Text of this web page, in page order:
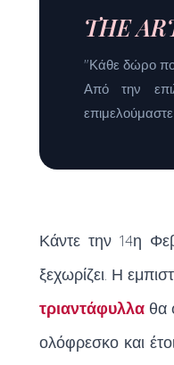
THE
"Κάθε δώρο
Από την
Κάντε την 14η
ξεχωρίζει. Η
τριαντάφυλλαθα
ολόφρεσκο και